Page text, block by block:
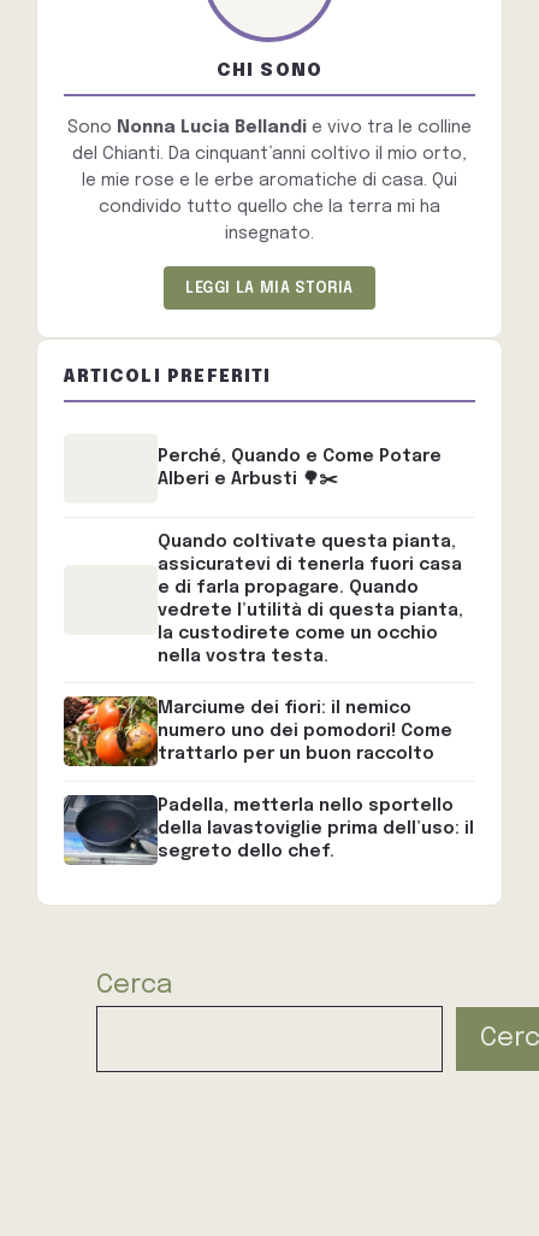
CHI SONO
Sono Nonna Lucia Bellandi e vivo tra le colline
del Chianti. Da cinquant’anni coltivo il mio orto,
le mie rose e le erbe aromatiche di casa. Qui
condivido tutto quello che la terra mi ha
insegnato.
LEGGI LA MIA STORIA
ARTICOLI PREFERITI
Perché, Quando e Come Potare
Alberi e Arbusti 🌳✂️
Quando coltivate questa pianta,
assicuratevi di tenerla fuori casa
e di farla propagare. Quando
vedrete l’utilità di questa pianta,
la custodirete come un occhio
nella vostra testa.
Marciume dei fiori: il nemico
numero uno dei pomodori! Come
trattarlo per un buon raccolto
Padella, metterla nello sportello
della lavastoviglie prima dell’uso: il
segreto dello chef.
Cerca